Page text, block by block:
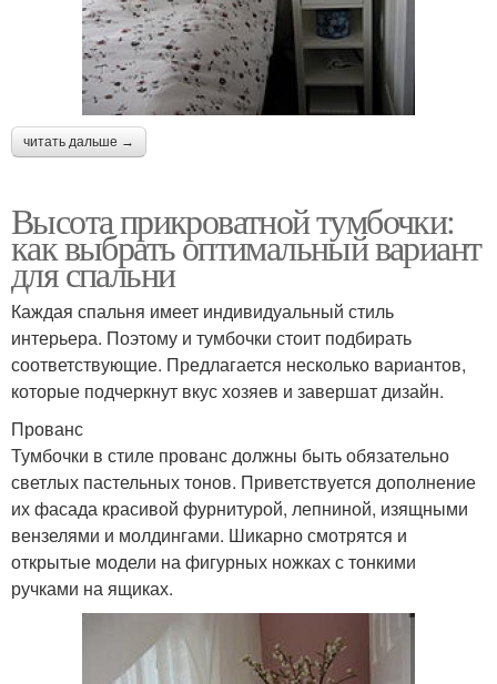
читать дальше →
Высота прикроватной тумбочки:
как выбрать оптимальный вариант
для спальни
Каждая спальня имеет индивидуальный стиль
интерьера. Поэтому и тумбочки стоит подбирать
соответствующие. Предлагается несколько вариантов,
которые подчеркнут вкус хозяев и завершат дизайн.
Прованс
Тумбочки в стиле прованс должны быть обязательно
светлых пастельных тонов. Приветствуется дополнение
их фасада красивой фурнитурой, лепниной, изящными
вензелями и молдингами. Шикарно смотрятся и
открытые модели на фигурных ножках с тонкими
ручками на ящиках.